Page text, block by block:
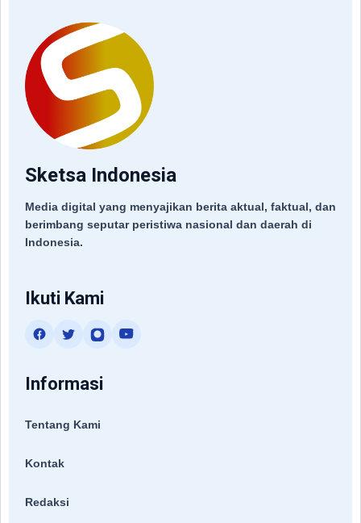
Sketsa Indonesia
Media digital yang menyajikan berita aktual, faktual, dan
berimbang seputar peristiwa nasional dan daerah di
Indonesia.
Ikuti Kami
Informasi
Tentang Kami
Kontak
Redaksi